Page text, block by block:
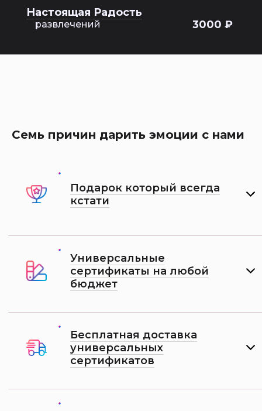
Настоящая Радость
развлечений 3000 ₽
Семь причин дарить эмоции с нами
Подарок который всегда
кстати
Универсальные
сертификаты на любой
бюджет
Бесплатная доставка
универсальных
сертификатов